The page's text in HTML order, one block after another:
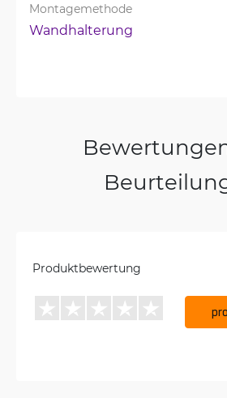
Montagemethode
Wandhalterung
Produktbewertung